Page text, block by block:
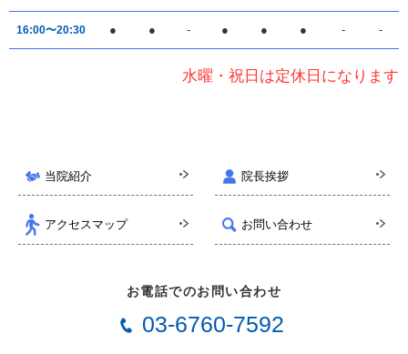
当院紹介 院長挨拶
アクセスマップ お問い合わせ
16:00〜20:30 ● ● - ● ● ● - -
水曜・祝日は定休日になります
お電話でのお問い合わせ
03-6760-7592